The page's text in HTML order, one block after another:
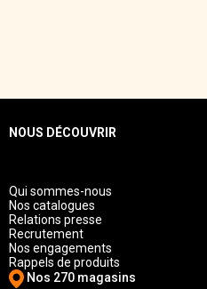
NOUS DÉCOUVRIR
Qui sommes-nous
Nos catalogues
Relations presse
Recrutement
Nos engagements
Rappels de produits
Nos 270 magasins